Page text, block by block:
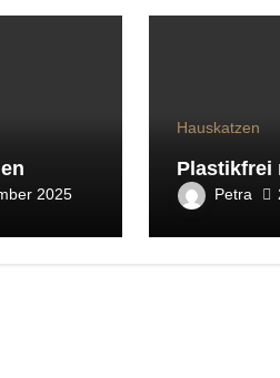
2025
Hauskatzen
Plastikfrei
Petra